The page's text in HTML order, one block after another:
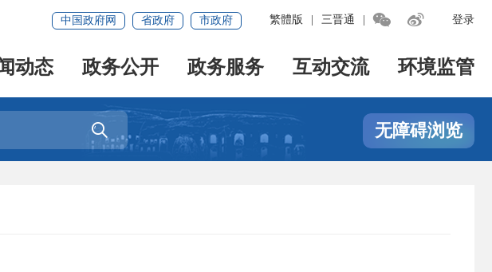
登录
繁體版 三晋通  
中国政府网 省政府 市政府
动态 政务公开 政务服务 互动交流 环境监管
 无障碍浏览